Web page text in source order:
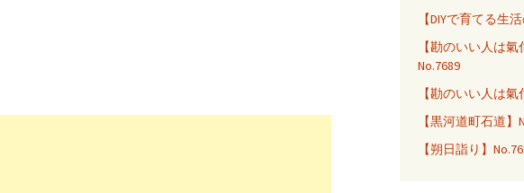
【DIYで育てる生
【勘のいい人は氣
No.7689
【勘のいい人は
【黒河道町石道】
【朔日詣り】